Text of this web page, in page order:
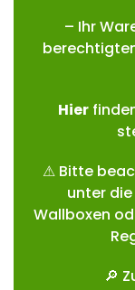
– Ihr
Hier
⚠ Bitte
unter
Wallboxen
🔎